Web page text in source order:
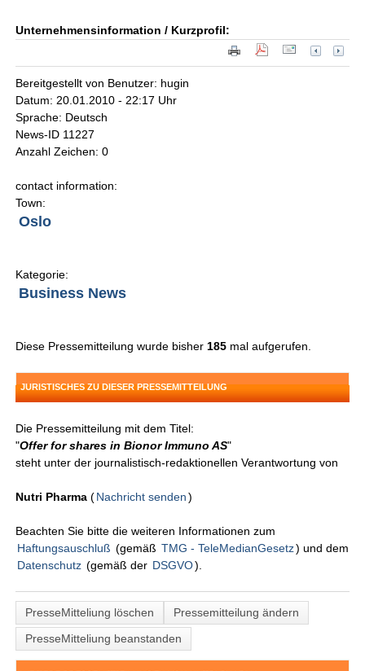
Unternehmensinformation / Kurzprofil:
Bereitgestellt von Benutzer: hugin
Datum: 20.01.2010 - 22:17 Uhr
Sprache: Deutsch
News-ID 11227
Anzahl Zeichen: 0
contact information:
Town:
Oslo
Kategorie:
Business News
Diese Pressemitteilung wurde bisher 185 mal aufgerufen.
JURISTISCHES ZU DIESER PRESSEMITTEILUNG
Die Pressemitteilung mit dem Titel:
"Offer for shares in Bionor Immuno AS"
steht unter der journalistisch-redaktionellen Verantwortung von
Nutri Pharma(Nachricht senden )
Beachten Sie bitte die weiteren Informationen zum
Haftungsauschluß (gemäß TMG - TeleMedianGesetz) und dem
Datenschutz (gemäß der DSGVO).
PresseMitteliung löschen
Pressemitteilung ändern
PresseMitteliung beanstanden